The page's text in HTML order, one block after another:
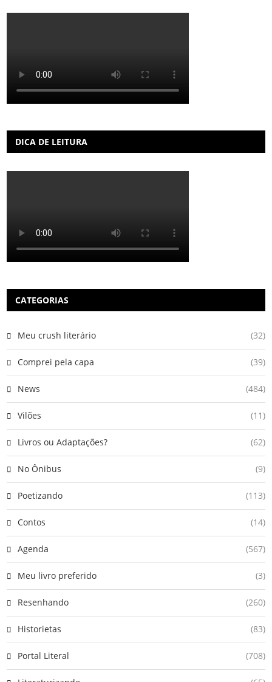
DICA DE LEITURA
CATEGORIAS
Meu crush literário (32)
Comprei pela capa (39)
News (484)
Vilões (11)
Livros ou Adaptações? (62)
No Ônibus (9)
Poetizando (113)
Contos (14)
Agenda (567)
Meu livro preferido (3)
Resenhando (260)
Historietas (83)
Portal Literal (708)